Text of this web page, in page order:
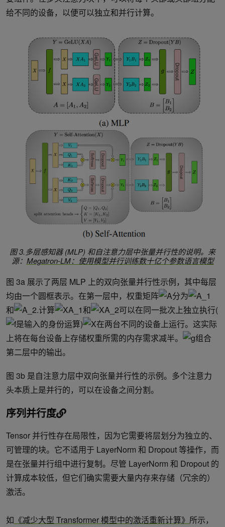
给不同的设备，以便可以独立和并行计算。
图 3.多层感知器 (MLP) 和自注意力层中张量并行性的说明。来
源： Megatron-LM：使用模型并行训练数十亿个参数语言模型
图 3a 展示了两层 MLP 上的双向张量并行性示例，其中每层
均由一个圆框表示。在第一层中，权重矩阵
分为
和
.计算 和
可以在同一批次上独立执行(
是输入的身份运算)
在两台不同的设备上运行。这实际
上将在每台设备上存储权重所需的内存需求减半。
组合
第二层中的输出。
图 3b 是自注意力层中双向张量并行性的示例。多个注意力
头本质上是并行的，可以在设备之间分割。
序列并行度
Tensor 并行性存在局限性，因为它需要将层划分为独立的、
可管理的块。它不适用于 LayerNorm 和 Dropout 等操作，而
是在张量并行组中进行复制。尽管 LayerNorm 和 Dropout 的
计算成本较低，但它们确实需要大量内存来存储（冗余的）
激活。
如 《减少大型 Transformer 模型中的激活重新计算》 所示，